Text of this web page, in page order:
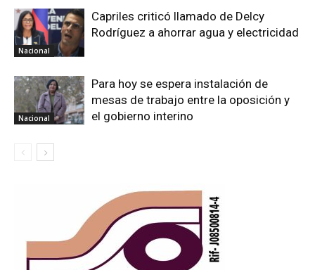
Nacional
Capriles criticó llamado de Delcy
Rodríguez a ahorrar agua y electricidad
Nacional
Para hoy se espera instalación de
mesas de trabajo entre la oposición y
el gobierno interino